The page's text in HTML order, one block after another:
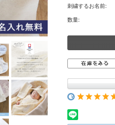
刺繍するお名前:
数量: